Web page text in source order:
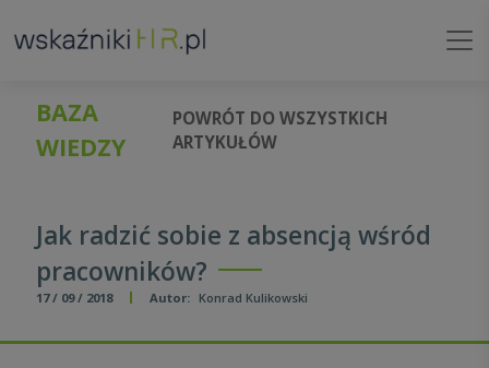
BAZA
WIEDZY
POWRÓT DO WSZYSTKICH
ARTYKUŁÓW
Jak radzić sobie z absencją wśród
pracowników?
17 / 09 / 2018 Autor: Konrad Kulikowski